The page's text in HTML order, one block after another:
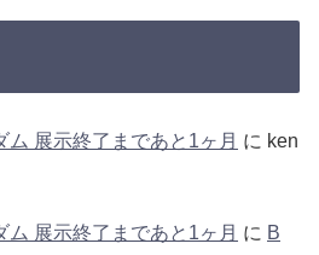
展示終了まであと1ヶ月 に ken
展示終了まであと1ヶ月 に B